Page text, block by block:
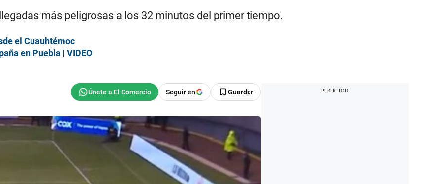
más peligrosas a los 32 minutos del primer tiempo.
el Cuauhtémoc
en Puebla | VIDEO
Seguir en Guardar